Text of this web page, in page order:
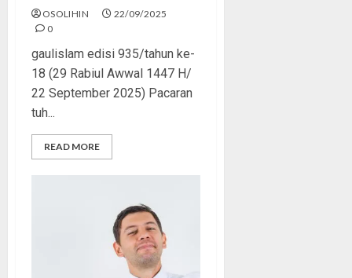
OSOLIHIN
22/09/2025
0
gaulislam edisi 935/tahun ke-
18 (29 Rabiul Awwal 1447 H/
22 September 2025) Pacaran
tuh...
READ MORE